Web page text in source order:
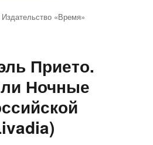
Метки
Издательство «Время»
Прието.
Ночные